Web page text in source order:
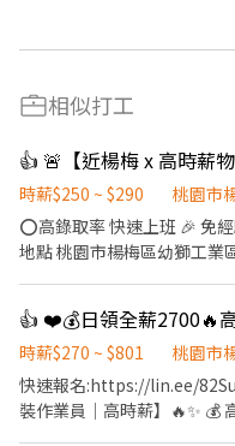
相似打工
時薪$250 ~ $290
桃園市
⭕高錄取率 快速上班 🎉 免經驗
地點 桃園市楊梅區幼獅工業區高青路
小時，固定班別不輪班 🕒固定班別（免
17:00（休息1小時） 🔸 中班
｜23:00－08:00（休息1小時） 💰薪資待遇 ⭐日班 08:00-
$250(H) ⭐$44,000 含加班約 $64,000 ⭐中班
時薪$270 ~ $801
桃園市
快速報名:https://lin.ee/
裝作業員｜高時薪】🔥✨ 💰